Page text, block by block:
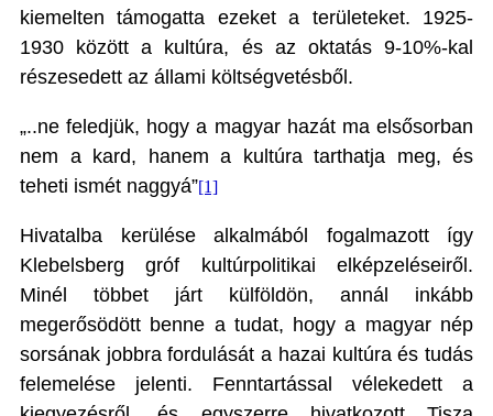
kiemelten támogatta ezeket a területeket. 1925-
1930 között a kultúra, és az oktatás 9-10%-kal
részesedett az állami költségvetésből.
„..ne feledjük, hogy a magyar hazát ma elsősorban
nem a kard, hanem a kultúra tarthatja meg, és
teheti ismét naggyá”[1]
Hivatalba kerülése alkalmából fogalmazott így
Klebelsberg gróf kultúrpolitikai elképzeléseiről.
Minél többet járt külföldön, annál inkább
megerősödött benne a tudat, hogy a magyar nép
sorsának jobbra fordulását a hazai kultúra és tudás
felemelése jelenti. Fenntartással vélekedett a